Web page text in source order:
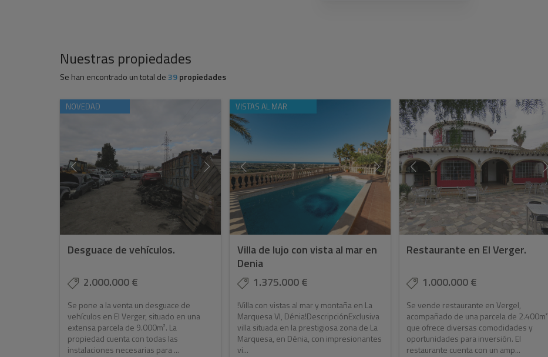
Nuestras propiedades
Se han encontrado un total de39propiedades
NOVEDAD
Desguace de vehículos.
2.000.000 €
Se pone a la venta un desguace de
vehículos en El Verger, situado en una
extensa parcela de 9.000m². La
propiedad cuenta con todas las
instalaciones necesarias para ...
VISTAS AL MAR
Villa de lujo con vista al mar en
Denia
1.375.000 €
!Villa con vistas al mar y montaña en La
Marquesa VI, Dénia!DescripciónExclusiva
villa situada en la prestigiosa zona de La
Marquesa, en Dénia, con impresionantes
vi...
Restaurante en El Verger.
1.000.000 €
Se vende restaurante en Vergel,
acompañado de una parcela de 2.400m²
que ofrece diversas comodidades y
oportunidades para inversión. El
restaurante cuenta con un amp...